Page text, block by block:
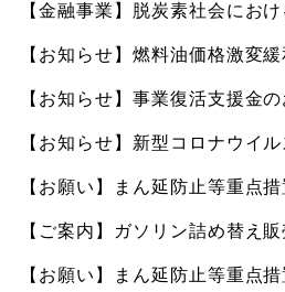
【金融事業】 脱炭素社会にお
【お知らせ】 燃料油価格激変
【お知らせ】 事業復活支援金
【お知らせ】 新型コロナウイ
【お願い】
まん延防止等重点
【ご案内】 ガソリン詰め替え
【お願い】 まん延防止等重点